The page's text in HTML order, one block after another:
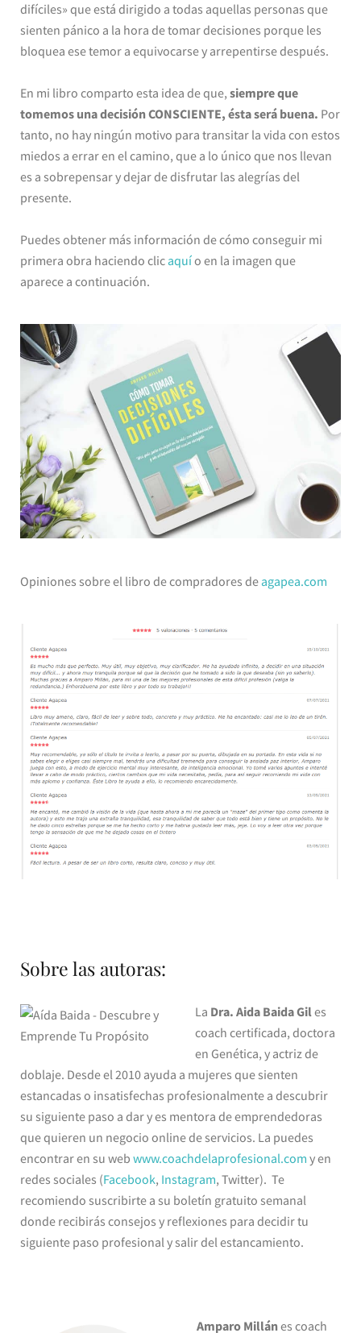
difíciles» que está dirigido a todas aquellas personas que
sienten pánico a la hora de tomar decisiones porque les
bloquea ese temor a equivocarse y arrepentirse después.
En mi libro comparto esta idea de que, siempre que
tomemos una decisión CONSCIENTE, ésta será buena. Por
tanto, no hay ningún motivo para transitar la vida con estos
miedos a errar en el camino, que a lo único que nos llevan
es a sobrepensar y dejar de disfrutar las alegrías del
presente.
Puedes obtener más información de cómo conseguir mi
primera obra haciendo clic aquío en la imagen que
aparece a continuación.
Opiniones sobre el libro de compradores de agapea.com
Sobre las autoras:
La Dra. Aida Baida Giles
coach certificada, doctora
en Genética, y actriz de
doblaje. Desde el 2010 ayuda a mujeres que sienten
estancadas o insatisfechas profesionalmente a descubrir
su siguiente paso a dar y es mentora de emprendedoras
que quieren un negocio online de servicios. La puedes
encontrar en su web www.coachdelaprofesional.com y en
redes sociales (Facebook, Instagram, Twitter). Te
recomiendo suscribirte a su boletín gratuito semanal
donde recibirás consejos y reflexiones para decidir tu
siguiente paso profesional y salir del estancamiento.
Amparo Millánes coach